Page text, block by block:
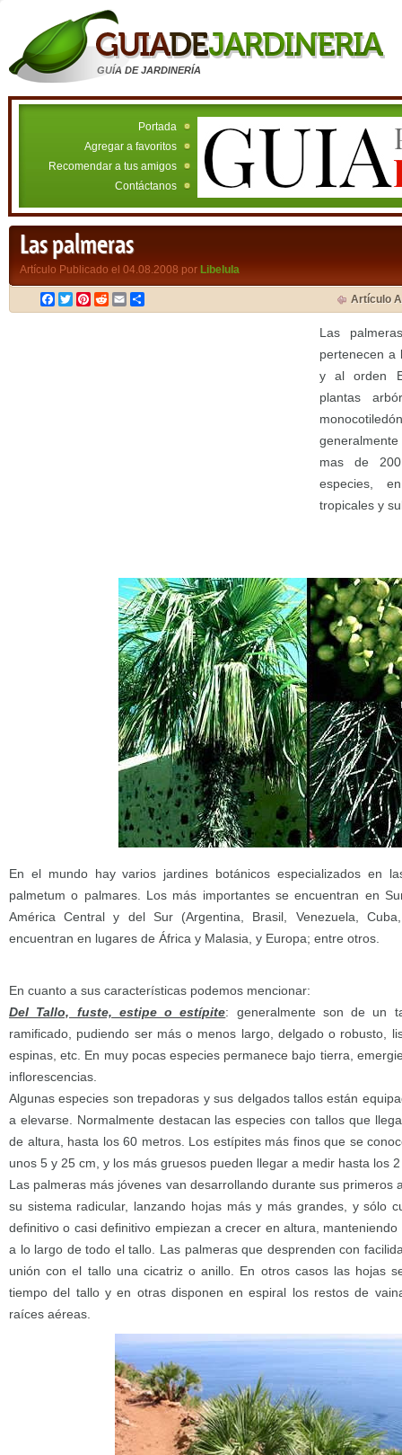
GUÍA DE JARDINERÍA
Portada
Agregar a favoritos
Recomendar a tus amigos
Contáctanos
Las palmeras
Artículo Publicado el 04.08.2008 por Libelula
Facebook
TwitterPinterest
RedditEmail Artículo
Las
pertenecen a
y al orden
plantas
mas de
especies,
tropicales y
En el mundo hay varios jardines botánicos especializados en
palmetum o palmares. Los más importantes se encuentran en
América Central y del Sur (Argentina, Brasil, Venezuela,
encuentran en lugares de África y Malasia, y Europa; entre otros.
En cuanto a sus características podemos mencionar:
Del Tallo, fuste, estipe o estípite: generalmente son de un
ramificado, pudiendo ser más o menos largo, delgado o robusto,
espinas, etc. En muy pocas especies permanece bajo tierra,
inflorescencias.
Algunas especies son trepadoras y sus delgados tallos están
a elevarse. Normalmente destacan las especies con tallos que
de altura, hasta los 60 metros. Los estípites más finos que se
unos 5 y 25 cm, y los más gruesos pueden llegar a medir hasta los
Las palmeras más jóvenes van desarrollando durante sus primeros
su sistema radicular, lanzando hojas más y más grandes, y sólo
definitivo o casi definitivo empiezan a crecer en altura,
a lo largo de todo el tallo. Las palmeras que desprenden con
unión con el tallo una cicatriz o anillo. En otros casos las hojas
tiempo del tallo y en otras disponen en espiral los restos de
raíces aéreas.